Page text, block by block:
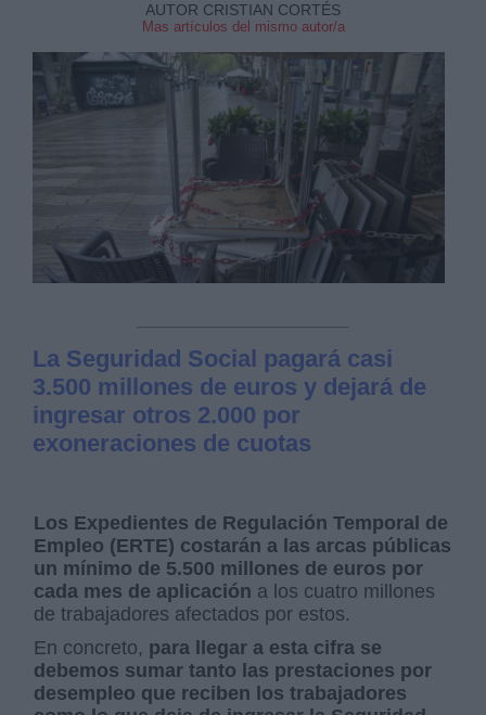
AUTOR CRISTIAN CORTÉS
Mas artículos del mismo autor/a
La Seguridad Social pagará casi
3.500 millones de euros y dejará de
ingresar otros 2.000 por
exoneraciones de cuotas
Los Expedientes de Regulación Temporal de
Empleo (ERTE) costarán a las arcas públicas
un mínimo de 5.500 millones de euros por
cada mes de aplicación a los cuatro millones
de trabajadores afectados por estos.
En concreto, para llegar a esta cifra se
debemos sumar tanto las prestaciones por
desempleo que reciben los trabajadores
Derechos:
link
Información adicional